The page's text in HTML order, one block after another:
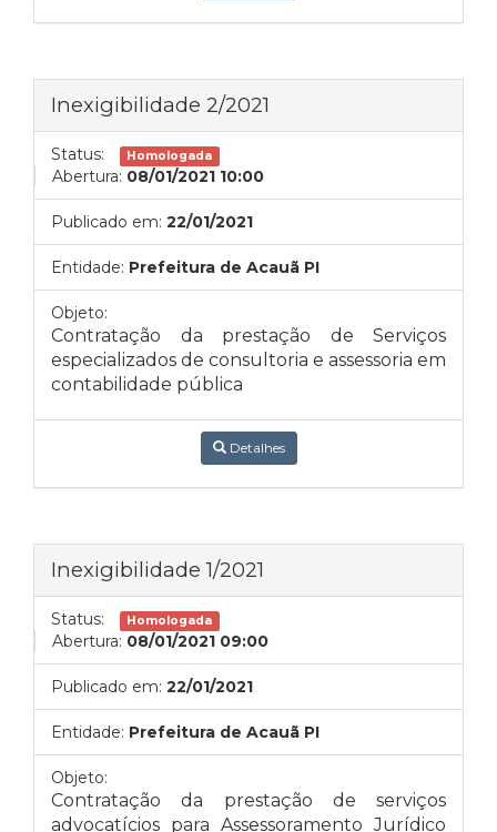
Inexigibilidade 2/2021
Status: Homologada
Abertura: 08/01/2021 10:00
Publicado em: 22/01/2021
Entidade: Prefeitura de Acauã PI
Objeto:
Contratação da prestação de Serviços
especializados de consultoria e assessoria em
contabilidade pública
Detalhes
Inexigibilidade 1/2021
Status: Homologada
Abertura: 08/01/2021 09:00
Publicado em: 22/01/2021
Entidade: Prefeitura de Acauã PI
Objeto:
Contratação da prestação de serviços
advocatícios para Assessoramento Jurídico